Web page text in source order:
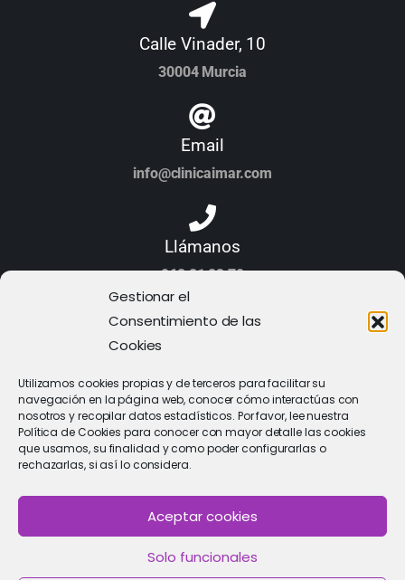
Gestionar el
Consentimiento de las
Cookies
Utilizamos cookies propias y de terceros para facilitar su
navegación en la página web, conocer cómo interactúas con
nosotros y recopilar datos estadísticos. Por favor, lee nuestra
Política de Cookies para conocer con mayor detalle las cookies
que usamos, su finalidad y como poder configurarlas o
rechazarlas, si así lo considera.
Aceptar cookies
Solo funcionales
Calle Vinader, 10
30004 Murcia
Email
info@clinicaimar.com
Llámanos
968 21 23 70
PIDE CITA